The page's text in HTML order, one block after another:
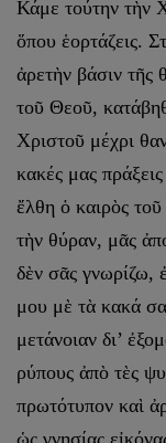
Κάμε τούτην τὴν
ὅπου ἑορτάζεις.
ἀρετὴν βάσιν τῆς
τοῦ Θεοῦ,
Χριστοῦ μέχρι
κακές μας
ἔλθη ὁ καιρὸς
τὴν θύραν, μᾶς
δὲν σᾶς γνωρίζω,
μου μὲ τὰ κακά
μετάνοιαν δι’
ρύπους ἀπὸ τὲς
πρωτότυπον καὶ